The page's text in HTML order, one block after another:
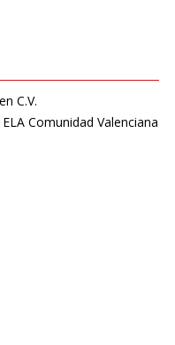
C.V.
Comunidad Valenciana